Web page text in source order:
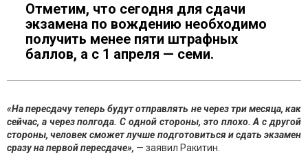
Отметим, что сегодня для сдачи
экзамена по вождению необходимо
получить менее пяти штрафных
баллов, а с 1 апреля — семи.
«На пересдачу теперь будут отправлять не через три месяца, как
сейчас, а через полгода. С одной стороны, это плохо. А с другой
стороны, человек сможет лучше подготовиться и сдать экзамен
сразу на первой пересдаче», — заявил Ракитин.